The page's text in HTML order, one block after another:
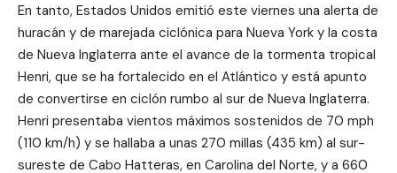
En tanto, Estados Unidos emitió este viernes una alerta de
huracán y de marejada ciclónica para Nueva York y la costa
de Nueva Inglaterra ante el avance de la tormenta tropical
Henri, que se ha fortalecido en el Atlántico y está apunto
de convertirse en ciclón rumbo al sur de Nueva Inglaterra.
Henri presentaba vientos máximos sostenidos de 70 mph
(110 km/h) y se hallaba a unas 270 millas (435 km) al sur-
sureste de Cabo Hatteras, en Carolina del Norte, y a 660